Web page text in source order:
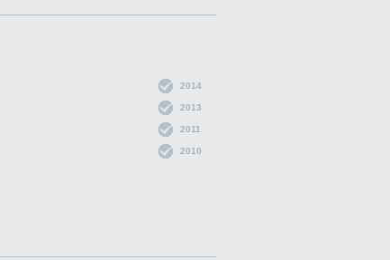
2014
2013
2011
2010